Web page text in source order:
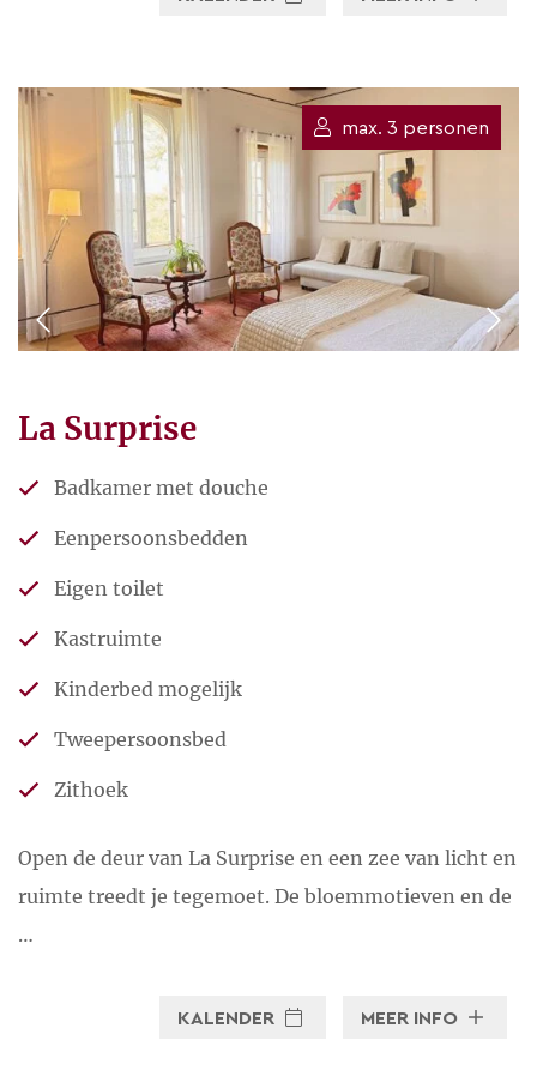
duidelijk herkenbaar in de
gerechten op tafel.
Miek
is verpleegster van huis
uit. Mens, huis of tuin
verzorgen en verwennen zitten
in haar bloed. Inmiddels heeft
ze zich ook ontplooit als
meubelstoffeerder,
tomatenteler.
is manusje-van-alles. Als
(landschaps-) architecten of de
boel een beetje organiseert, dan
max. 3 personen
La Surprise
Badkamer met douche
Eenpersoonsbedden
Eigen toilet
Kastruimte
Kinderbed mogelijk
Tweepersoonsbed
Zithoek
Open de deur van La Surprise en een zee van licht en
ruimte treedt je tegemoet. De bloemmotieven en de
…
KALENDER MEER INFO